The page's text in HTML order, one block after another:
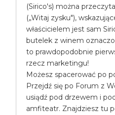
(Sirico's) można
(„Witaj zysku"),
właścicielem jest sam
butelek z winem
to prawdopodobnie
rzecz marketingu!
Możesz spacerować po
Przejdź się po Forum z
usiądź pod drzewem i
amfiteatr. Znajdziesz tu